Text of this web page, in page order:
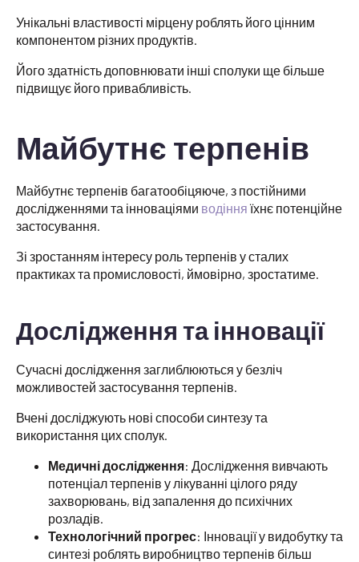
Унікальні властивості мірцену роблять його цінним
компонентом різних продуктів.
Його здатність доповнювати інші сполуки ще більше
підвищує його привабливість.
Майбутнє терпенів
Майбутнє терпенів багатообіцяюче, з постійними
дослідженнями та інноваціями водіння їхнє потенційне
застосування.
Зі зростанням інтересу роль терпенів у сталих
практиках та промисловості, ймовірно, зростатиме.
Дослідження та інновації
Сучасні дослідження заглиблюються у безліч
можливостей застосування терпенів.
Вчені досліджують нові способи синтезу та
використання цих сполук.
Медичні дослідження: Дослідження вивчають
потенціал терпенів у лікуванні цілого ряду
захворювань, від запалення до психічних
розладів.
Технологічний прогрес: Інновації у видобутку та
синтезі роблять виробництво терпенів більш